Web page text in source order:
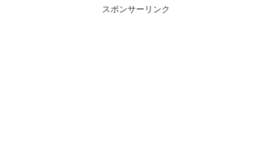
スポンサーリンク